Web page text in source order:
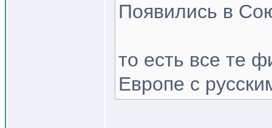
Появились в
то есть все те
Европе с